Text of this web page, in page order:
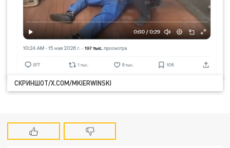
СКРИНШОТ/X.COM/MKIERWINSKI